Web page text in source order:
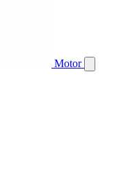
Motor